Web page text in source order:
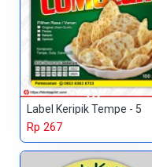
Label Keripik Tempe - 5
Rp 267